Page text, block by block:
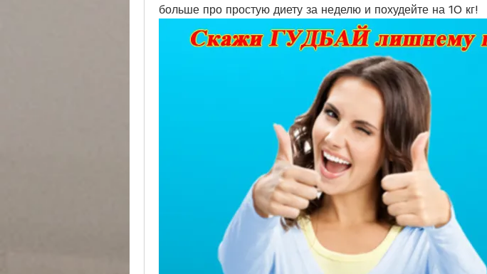
больше про простую диету за неделю и похудейте на 10 кг!